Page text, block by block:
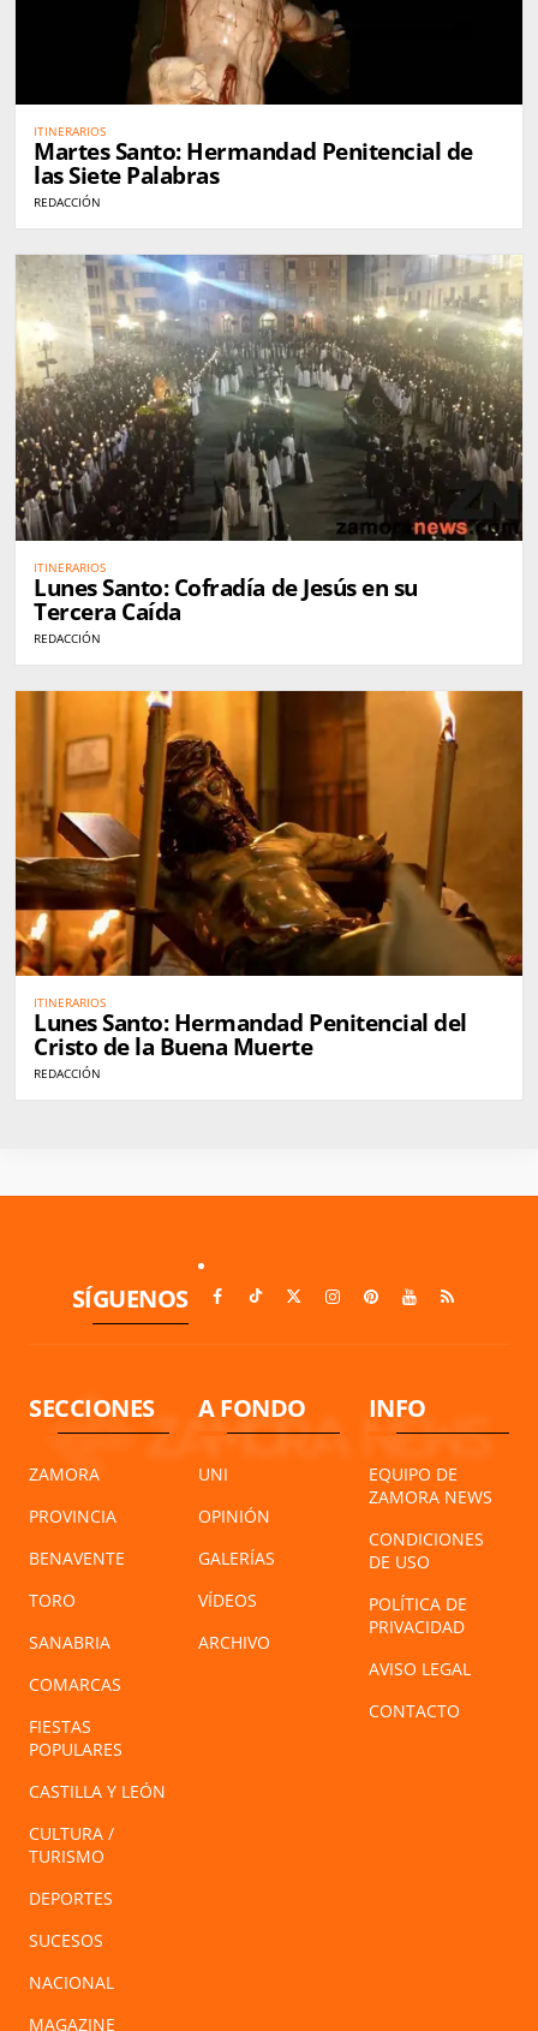
ITINERARIOS
Martes Santo: Hermandad Penitencial de
las Siete Palabras
REDACCIÓN
ITINERARIOS
Lunes Santo: Cofradía de Jesús en su
Tercera Caída
REDACCIÓN
ITINERARIOS
Lunes Santo: Hermandad Penitencial del
Cristo de la Buena Muerte
REDACCIÓN
SÍGUENOS
SECCIONES
ZAMORA
PROVINCIA
BENAVENTE
TORO
SANABRIA
COMARCAS
FIESTAS
POPULARES
CASTILLA Y LEÓN
CULTURA /
TURISMO
DEPORTES
SUCESOS
NACIONAL
MAGAZINE
A FONDO
UNI
OPINIÓN
GALERÍAS
VÍDEOS
ARCHIVO
INFO
EQUIPO DE
ZAMORA NEWS
CONDICIONES
DE USO
POLÍTICA DE
PRIVACIDAD
AVISO LEGAL
CONTACTO